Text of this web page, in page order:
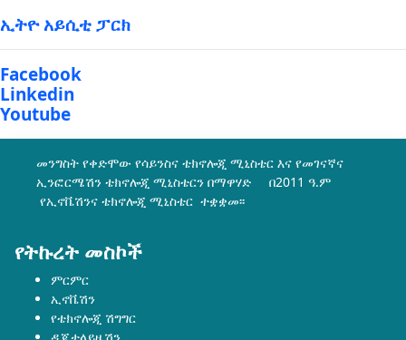
ኢትዮ አይሲቲ ፓርክ
Facebook
Linkedin
Youtube
መንግስት የቀድሞው የሳይንስና ቴክኖሎጂ ሚኒስቴር እና የመገናኛና
ኢንፎርሜሽን ቴክኖሎጂ ሚኒስቴርን በማዋሃድ በ2011 ዓ.ም
የኢኖቬሽንና ቴክኖሎጂ ሚኒስቴር ተቋቋመ፡፡
የትኩረት መስኮች
ምርምር
ኢኖቬሽን
የቴክኖሎጂ ሽግግር